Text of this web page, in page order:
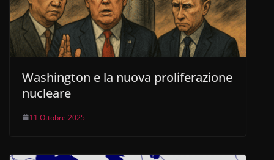
Washington e la nuova proliferazione
nucleare
11 Ottobre 2025